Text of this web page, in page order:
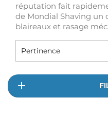
réputation fait
de Mondial Shaving un
blaireaux et rasage
Pertinence